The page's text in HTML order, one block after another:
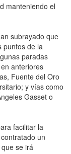
manteniendo el
subrayado que
puntos de la
paradas
anteriores
Fuente del Oro
y vías como
Gasset o
facilitar la
un
se irá